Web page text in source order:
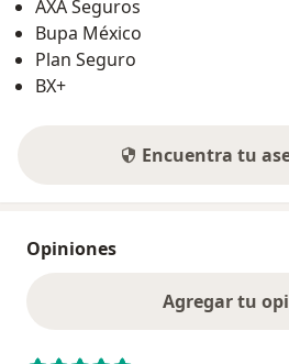
AXA Seguros
Bupa México
Plan Seguro
BX+
Encuentra tu
Opiniones
Agregar tu